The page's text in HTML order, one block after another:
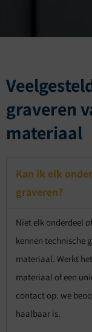
graveren
materiaal
Kan ik elk
graveren?
Niet elk onderdeel
kennen technische
materiaal. Werkt
materiaal of een
contact op. we
haalbaar is.